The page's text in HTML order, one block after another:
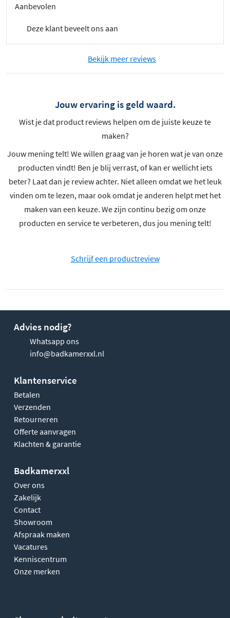
Aanbevolen
Deze klant beveelt ons aan
Bekijk meer reviews
Jouw ervaring is geld waard.
Wist je dat product reviews helpen om de juiste keuze te
maken?
Jouw mening telt! We willen graag van je horen wat je van onze
producten vindt! Ben je blij verrast, of kan er wellicht iets
beter? Laat dan je review achter. Niet alleen omdat we het leuk
vinden om te lezen, maar ook omdat je anderen helpt met het
maken van een keuze. We zijn continu bezig om onze
producten en service te verbeteren, dus jou mening telt!
Schrijf een productreview
Advies nodig?
Whatsapp ons
info@badkamerxxl.nl
Klantenservice
Betalen
Verzenden
Retourneren
Offerte aanvragen
Klachten & garantie
Badkamerxxl
Over ons
Zakelijk
Contact
Showroom
Afspraak maken
Vacatures
Kenniscentrum
Onze merken